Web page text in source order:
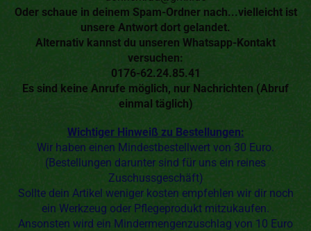
Oder schaue in deinem Spam-Ordner nach...vielleicht ist
unsere Antwort dort gelandet.
Alternativ kannst du unseren Whatsapp-Kontakt
versuchen:
0176-62.24.85.41
Es sind keine Anrufe möglich, nur Nachrichten (Abruf
einmal täglich)
Wichtiger Hinweiß zu Bestellungen:
Wir haben einen Mindestbestellwert von 30 Euro.
(Bestellungen darunter sind für uns ein reines
Zuschussgeschäft)
Sollte dein Artikel weniger kosten empfehlen wir dir noch
ein Werkzeug oder Pflegeprodukt mitzukaufen.
Ansonsten wird ein Mindermengenzuschlag von 10 Euro